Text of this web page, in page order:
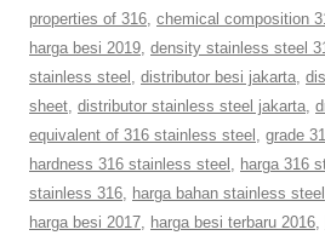
properties of 316, chemical composition
harga besi 2019, density stainless steel
stainless steel , distributor besi jakarta,
sheet, distributor stainless steel jakarta,
equivalent of 316 stainless steel , grade
hardness 316 stainless steel , harga 316
stainless 316, harga bahan stainless steel
harga besi 2017, harga besi terbaru 2016,